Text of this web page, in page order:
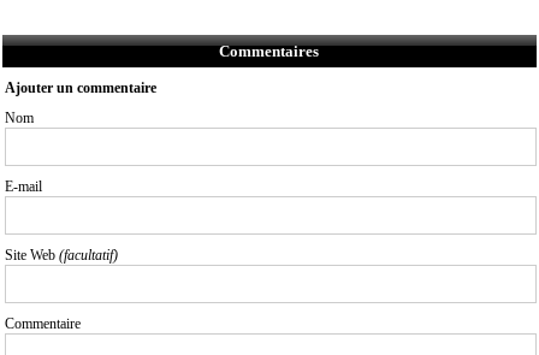
Commentaires
Ajouter un commentaire
Nom
E-mail
Site Web (facultatif)
Commentaire